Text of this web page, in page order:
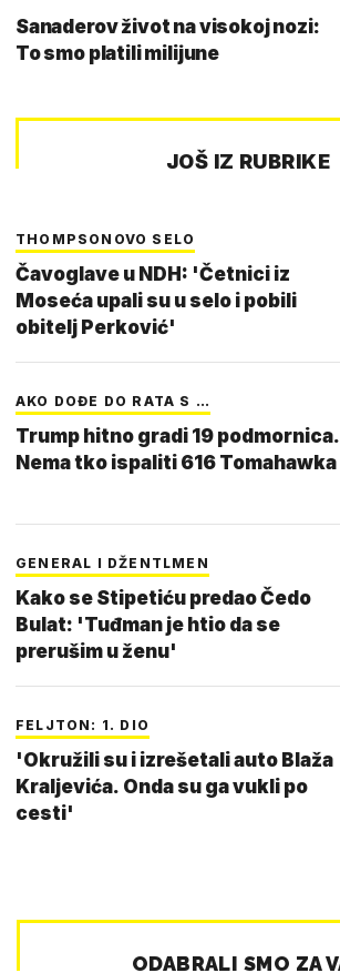
Sanaderov život na visokoj nozi:
To smo platili milijune
JOŠ IZ RUBRIKE
THOMPSONOVO SELO
Čavoglave u NDH: 'Četnici iz
Moseća upali su u selo i pobili
obitelj Perković'
AKO DOĐE DO RATA S …
Trump hitno gradi 19 podmornica.
Nema tko ispaliti 616 Tomahawka
GENERAL I DŽENTLMEN
Kako se Stipetiću predao Čedo
Bulat: 'Tuđman je htio da se
prerušim u ženu'
FELJTON: 1. DIO
'Okružili su i izrešetali auto Blaža
Kraljevića. Onda su ga vukli po
cesti'